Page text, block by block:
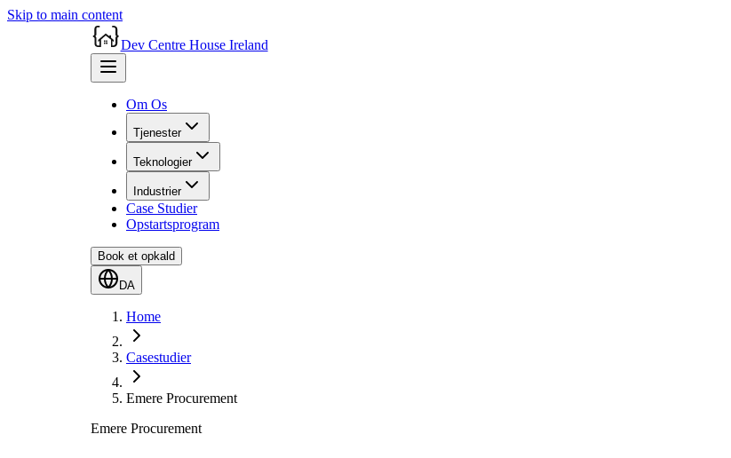
Skip to main content
Dev Centre House Ireland
Om Os
Tjenester
Teknologier
Industrier
Case Studier
Opstartsprogram
Book et opkald
DA
Home
Casestudier
Emere Procurement
Emere Procurement